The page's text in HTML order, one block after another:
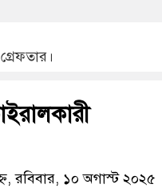
রবিবার, ১০ অগাস্ট ২০২৫